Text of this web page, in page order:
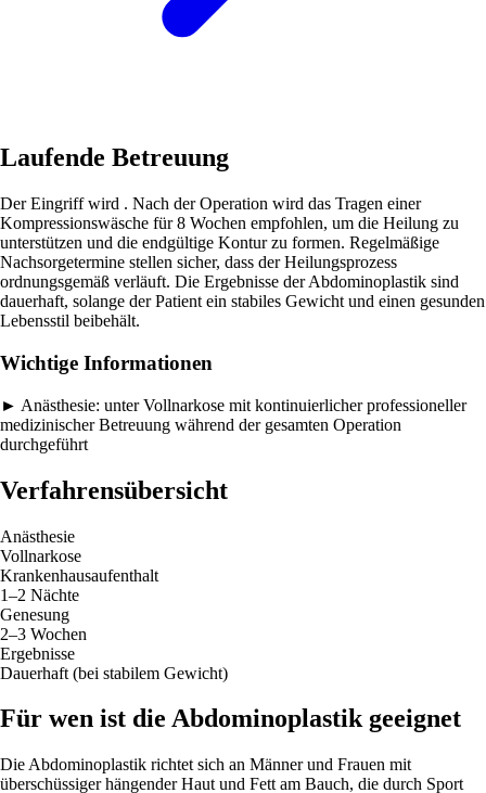
Laufende Betreuung
Der Eingriff wird . Nach der Operation wird das Tragen einer
Kompressionswäsche für 8 Wochen empfohlen, um die Heilung zu
unterstützen und die endgültige Kontur zu formen. Regelmäßige
Nachsorgetermine stellen sicher, dass der Heilungsprozess
ordnungsgemäß verläuft. Die Ergebnisse der Abdominoplastik sind
dauerhaft, solange der Patient ein stabiles Gewicht und einen gesunden
Lebensstil beibehält.
Wichtige Informationen
► Anästhesie: unter Vollnarkose mit kontinuierlicher professioneller
medizinischer Betreuung während der gesamten Operation
durchgeführt
Verfahrensübersicht
Anästhesie
Vollnarkose
Krankenhausaufenthalt
1–2 Nächte
Genesung
2–3 Wochen
Ergebnisse
Dauerhaft (bei stabilem Gewicht)
Für wen ist die Abdominoplastik geeignet
Die Abdominoplastik richtet sich an Männer und Frauen mit
überschüssiger hängender Haut und Fett am Bauch, die durch Sport